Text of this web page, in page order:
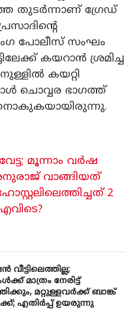
തുടർന്നാണ് ഗ്രേഡ്
പോലീസ് സംഘം
കയറാൻ ശ്രമിച്ച
കയറ്റി
ചൊവ്വര ഭാഗത്ത്
മൂന്നാം വർഷ
അനുരാജ് വാങ്ങിയത്
2
മാത്രം നേരിട്ട്
മറ്റുള്ളവർക്ക് ബാങ്ക്
എതിർപ്പ് ഉയരുന്നു